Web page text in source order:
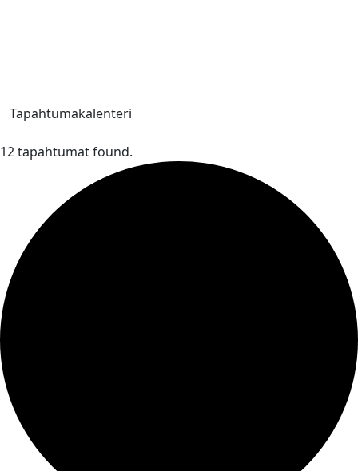
Tapahtumakalenteri
12 tapahtumat found.